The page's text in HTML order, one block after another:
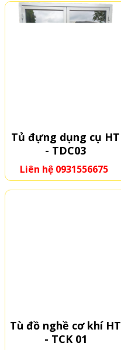
Tủ đựng dụng cụ HT
- TDC03
Liên hệ 0931556675
Tù đồ nghề cơ khí HT
- TCK 01